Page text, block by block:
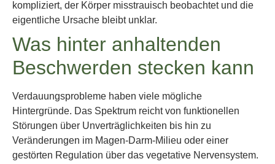
kompliziert, der Körper misstrauisch beobachtet und die
eigentliche Ursache bleibt unklar.
Was hinter anhaltenden
Beschwerden stecken kann
Verdauungsprobleme haben viele mögliche
Hintergründe. Das Spektrum reicht von funktionellen
Störungen über Unverträglichkeiten bis hin zu
Veränderungen im Magen-Darm-Milieu oder einer
gestörten Regulation über das vegetative Nervensystem.